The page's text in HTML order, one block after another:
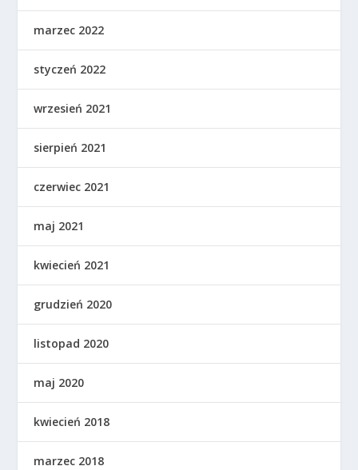
marzec 2022
styczeń 2022
wrzesień 2021
sierpień 2021
czerwiec 2021
maj 2021
kwiecień 2021
grudzień 2020
listopad 2020
maj 2020
kwiecień 2018
marzec 2018